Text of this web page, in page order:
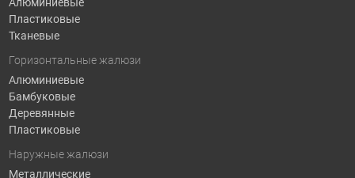
Пластиковые
Тканевые
Горизонтальные жалюзи
Алюминиевые
Бамбуковые
Деревянные
Пластиковые
Наружные жалюзи
Металлические